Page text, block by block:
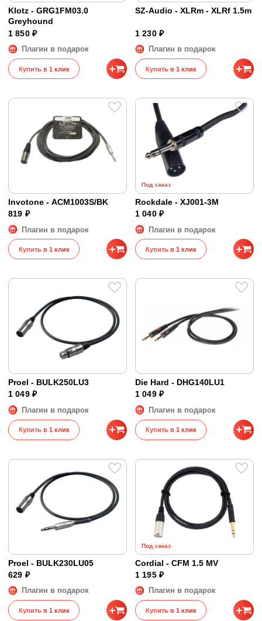
Klotz - GRG1FM03.0
Greyhound
1 850 ₽
Плагин в подарок
Купить в 1 клик
SZ-Audio - XLRm - XLRf 1.5m
1 230 ₽
Плагин в подарок
Купить в 1 клик
Invotone - ACM1003S/BK
819 ₽
Плагин в подарок
Купить в 1 клик
Под заказ
Rockdale - XJ001-3M
1 040 ₽
Плагин в подарок
Купить в 1 клик
Proel - BULK250LU3
1 049 ₽
Плагин в подарок
Купить в 1 клик
Die Hard - DHG140LU1
1 049 ₽
Плагин в подарок
Купить в 1 клик
Proel - BULK230LU05
629 ₽
Плагин в подарок
Купить в 1 клик
Под заказ
Cordial - CFM 1.5 MV
1 195 ₽
Плагин в подарок
Купить в 1 клик